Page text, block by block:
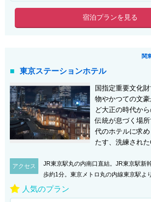
宿泊プランを見る
関
東京ステーションホテル
国指定重要文化
物やかつての文
ど大正の時代か
伝統が息づく場
代のホテルに求
たす、洗練された
アクセス
JR東京駅丸の内南口直結。JR東京駅新
歩約1分。東京メトロ丸の内線東京駅よ
人気のプラン